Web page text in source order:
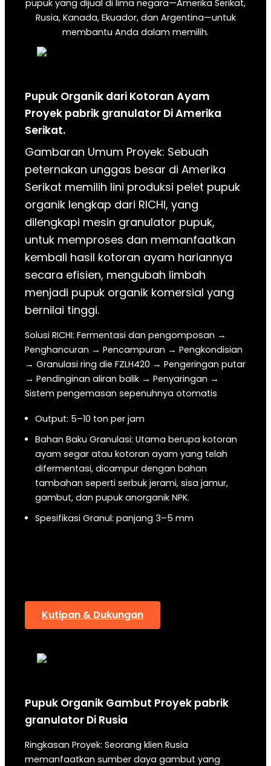
pupuk yang dijual di lima negara—Amerika Serikat,
Rusia, Kanada, Ekuador, dan Argentina—untuk
membantu Anda dalam memilih.
Pupuk Organik dari Kotoran Ayam
Proyek pabrik granulator DiAmerika
Serikat.
Gambaran Umum Proyek: Sebuah
peternakan unggas besar di Amerika
Serikat memilih lini produksi pelet pupuk
organik lengkap dari RICHI, yang
dilengkapi mesin granulator pupuk,
untuk memproses dan memanfaatkan
kembali hasil kotoran ayam hariannya
secara efisien, mengubah limbah
menjadi pupuk organik komersial yang
bernilai tinggi.
Solusi RICHI: Fermentasi dan pengomposan →
Penghancuran → Pencampuran → Pengkondisian
→ Granulasi ring die FZLH420 → Pengeringan putar
→ Pendinginan aliran balik → Penyaringan →
Sistem pengemasan sepenuhnya otomatis
Output: 5–10 ton per jam
Bahan Baku Granulasi: Utama berupa kotoran
ayam segar atau kotoran ayam yang telah
difermentasi, dicampur dengan bahan
tambahan seperti serbuk jerami, sisa jamur,
gambut, dan pupuk anorganik NPK.
Spesifikasi Granul: panjang 3–5 mm
Kutipan & Dukungan
Pupuk Organik Gambut Proyek pabrik
granulator Di Rusia
Ringkasan Proyek: Seorang klien Rusia
memanfaatkan sumber daya gambut yang